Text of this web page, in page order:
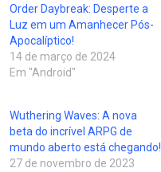
Order Daybreak: Desperte a
Luz em um Amanhecer Pós-
Apocalíptico!
14 de março de 2024
Em "Android"
Wuthering Waves: A nova
beta do incrível ARPG de
mundo aberto está chegando!
27 de novembro de 2023